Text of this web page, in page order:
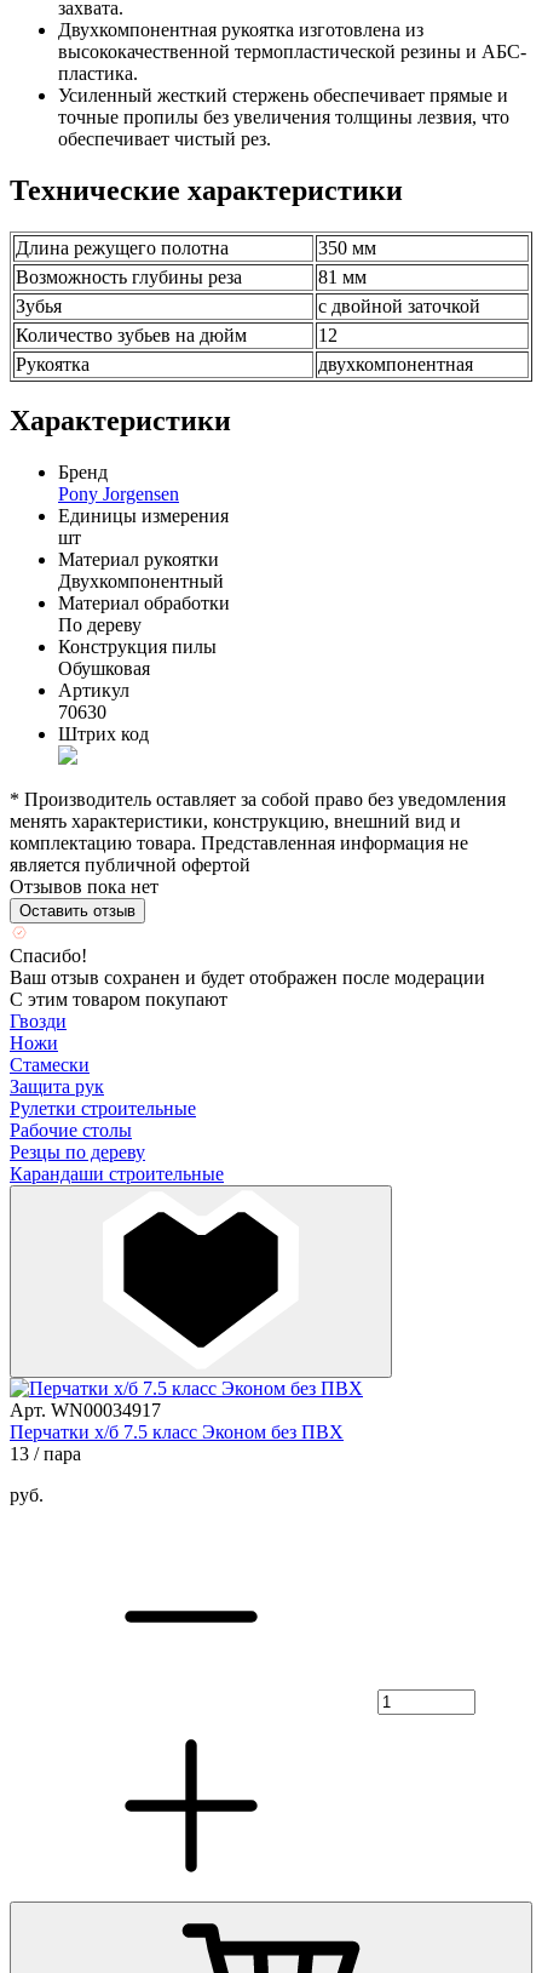
захвата.
Двухкомпонентная рукоятка изготовлена ​​из
высококачественной термопластической резины и АБС-
пластика.
Усиленный жесткий стержень обеспечивает прямые и
точные пропилы без увеличения толщины лезвия, что
обеспечивает чистый рез.
Технические характеристики
Длина режущего полотна
350 мм
Возможность глубины реза
81 мм
Зубья
с двойной заточкой
Количество зубьев на дюйм
12
Рукоятка
двухкомпонентная
Характеристики
Бренд
Pony Jorgensen
Единицы измерения
шт
Материал рукоятки
Двухкомпонентный
Материал обработки
По дереву
Конструкция пилы
Обушковая
Артикул
70630
Штрих код
* Производитель оставляет за собой право без уведомления
менять характеристики, конструкцию, внешний вид и
комплектацию товара. Представленная информация не
является публичной офертой
Отзывов пока нет
Оставить отзыв
Спасибо!
Ваш отзыв сохранен и будет отображен после модерации
С этим товаром покупают
Гвозди
Ножи
Стамески
Защита рук
Рулетки строительные
Рабочие столы
Резцы по дереву
Карандаши строительные
Арт. WN00034917
Перчатки х/б 7.5 класс Эконом без ПВХ
13 / пара
руб.